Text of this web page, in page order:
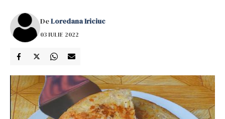
DeLoredana Iriciuc
03 IULIE 2022